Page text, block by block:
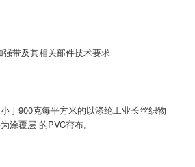
强带及其相关部件技术要求
于900克每平方米的以涤纶工业长丝织物
涂覆层 的PVC帘布。